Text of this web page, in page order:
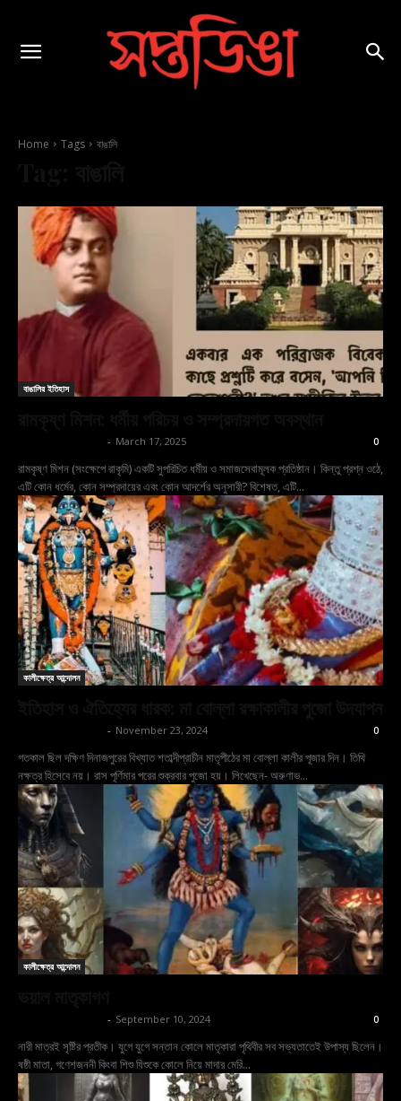
Home Tags বাঙালি
বাঙালির ইতিহাস
- March 17, 2025 0
রামকৃষ্ণ মিশন (সংক্ষেপে রাকৃমি) একটি সুপরিচিত ধর্মীয় ও সমাজসেবামূলক প্রতিষ্ঠান। কিন্তু প্রশ্ন ওঠে,
এটি কোন ধর্মের, কোন সম্প্রদায়ের এবং কোন আদর্শের অনুসারী? বিশেষত, এটি...
কালীক্ষেত্র আন্দোলন
- November 23, 2024 0
গতকাল ছিল দক্ষিণ দিনাজপুরের বিখ্যাত শতাব্দীপ্রাচীন মাতৃপীঠের মা বোল্লা কালীর পূজার দিন। তিথি
নক্ষত্র হিসেবে নয়। রাস পূর্ণিমার পরের শুক্রবার পুজো হয়। লিখেছেন- অরুণাভ...
কালীক্ষেত্র আন্দোলন
- September 10, 2024 0
নারী মাত্রই সৃষ্টির প্রতীক। যুগে যুগে সন্তান কোলে মাতৃকারা পৃথিবীর সব সভ্যতাতেই উপাস্য ছিলেন।
ষষ্ঠী মাতা, গণেশজননী কিংবা শিশু যিশুকে কোলে নিয়ে মাদার মেরি...